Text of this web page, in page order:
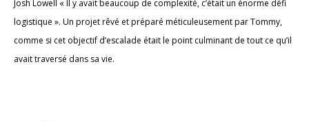
Josh Lowell « Il y avait beaucoup de complexité, c’était un énorme défi
logistique ». Un projet rêvé et préparé méticuleusement par Tommy,
comme si cet objectif d’escalade était le point culminant de tout ce qu’il
avait traversé dans sa vie.